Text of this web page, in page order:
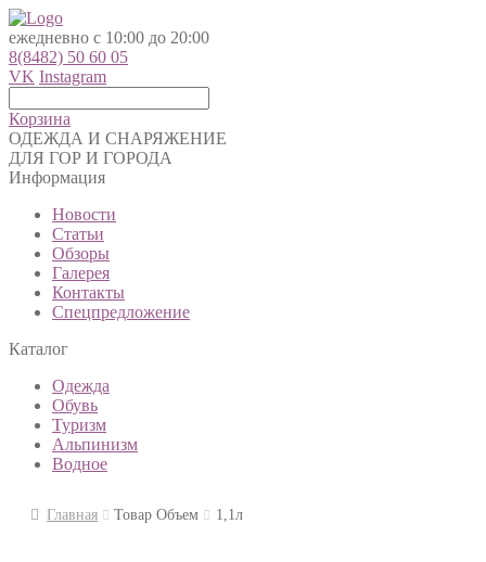
ежедневно с 10:00 до 20:00
8(8482) 50 60 05
VK Instagram
Корзина
ОДЕЖДА И СНАРЯЖЕНИЕ
ДЛЯ ГОР И ГОРОДА
Информация
Новости
Статьи
Обзоры
Галерея
Контакты
Спецпредложение
Каталог
Одежда
Обувь
Туризм
Альпинизм
Водное
Главная Товар Объем 1,1л